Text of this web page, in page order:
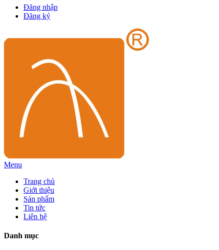
Đăng nhập
Đăng ký
Menu
Trang chủ
Giới thiệu
Sản phẩm
Tin tức
Liên hệ
Danh mục